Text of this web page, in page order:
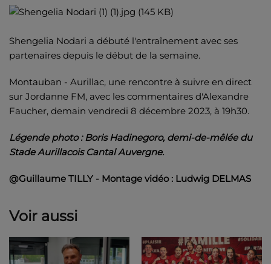
Shengelia Nodari a débuté l'entraînement avec ses
partenaires depuis le début de la semaine.
Montauban - Aurillac, une rencontre à suivre en direct
sur Jordanne FM, avec les commentaires d'Alexandre
Faucher, demain vendredi 8 décembre 2023, à 19h30.
Légende photo : Boris Hadinegoro, demi-de-mêlée du
Stade Aurillacois Cantal Auvergne.
@Guillaume TILLY - Montage vidéo : Ludwig DELMAS
Voir aussi